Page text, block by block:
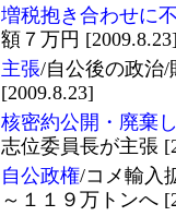
増税抱き合わせに
額７万円
主張/自公後の政治/
[2009.8.23]
核密約公開・廃棄
志位委員長が主張
自公政権/コメ輸入
～１１９万トンへ